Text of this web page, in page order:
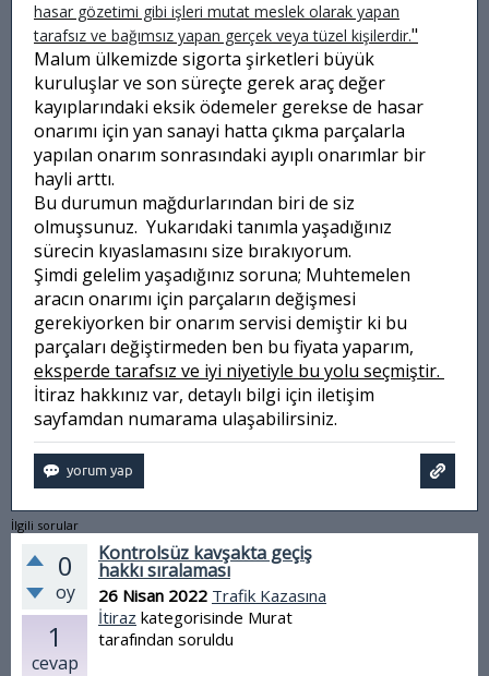
hasar gözetimi gibi işleri mutat meslek olarak yapan
tarafsız ve bağımsız yapan gerçek veya tüzel kişilerdir."
Malum ülkemizde sigorta şirketleri büyük
kuruluşlar ve son süreçte gerek araç değer
kayıplarındaki eksik ödemeler gerekse de hasar
onarımı için yan sanayi hatta çıkma parçalarla
yapılan onarım sonrasındaki ayıplı onarımlar bir
hayli arttı.
Bu durumun mağdurlarından biri de siz
olmuşsunuz. Yukarıdaki tanımla yaşadığınız
sürecin kıyaslamasını size bırakıyorum.
Şimdi gelelim yaşadığınız soruna; Muhtemelen
aracın onarımı için parçaların değişmesi
gerekiyorken bir onarım servisi demiştir ki bu
parçaları değiştirmeden ben bu fiyata yaparım,
eksperde tarafsız ve iyi niyetiyle bu yolu seçmiştir.
İtiraz hakkınız var, detaylı bilgi için iletişim
sayfamdan numarama ulaşabilirsiniz.
İlgili sorular
0
oy
1
cevap
Kontrolsüz kavşakta geçiş
hakkı sıralaması
26 Nisan 2022 Trafik Kazasına
İtiraz kategorisinde Murat
tarafından soruldu